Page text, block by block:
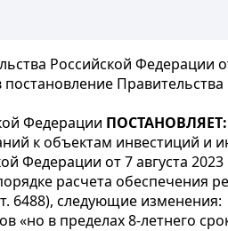
Российской Федерации
Федерации ПОСТАНОВЛЯЕТ:
к объектам инвестиций и
Федерации от 7 августа
расчета обеспечения
6488), следующие изменения:
«но в пределах 8-летнего